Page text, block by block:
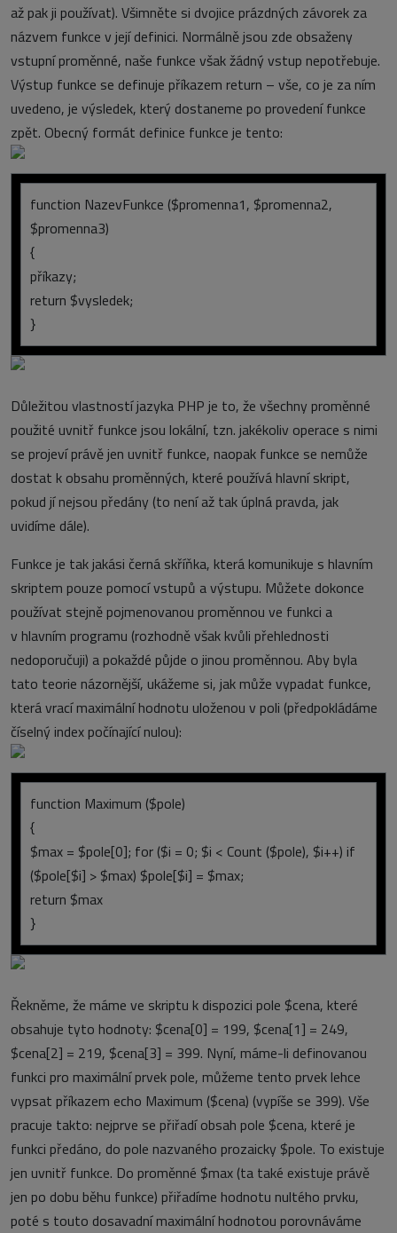
až pak ji používat). Všimněte si dvojice prázdných závorek za
názvem funkce v její definici. Normálně jsou zde obsaženy
vstupní proměnné, naše funkce však žádný vstup nepotřebuje.
Výstup funkce se definuje příkazem return – vše, co je za ním
uvedeno, je výsledek, který dostaneme po provedení funkce
zpět. Obecný formát definice funkce je tento:
function NazevFunkce ($promenna1, $promenna2,
$promenna3)
{
příkazy;
return $vysledek;
}
Důležitou vlastností jazyka PHP je to, že všechny proměnné
použité uvnitř funkce jsou lokální, tzn. jakékoliv operace s nimi
se projeví právě jen uvnitř funkce, naopak funkce se nemůže
dostat k obsahu proměnných, které používá hlavní skript,
pokud jí nejsou předány (to není až tak úplná pravda, jak
uvidíme dále).
Funkce je tak jakási černá skříňka, která komunikuje s hlavním
skriptem pouze pomocí vstupů a výstupu. Můžete dokonce
používat stejně pojmenovanou proměnnou ve funkci a
v hlavním programu (rozhodně však kvůli přehlednosti
nedoporučuji) a pokaždé půjde o jinou proměnnou. Aby byla
tato teorie názornější, ukážeme si, jak může vypadat funkce,
která vrací maximální hodnotu uloženou v poli (předpokládáme
číselný index počínající nulou):
function Maximum ($pole)
{
$max = $pole[0]; for ($i = 0; $i < Count ($pole), $i++) if
($pole[$i] > $max) $pole[$i] = $max;
return $max
}
Řekněme, že máme ve skriptu k dispozici pole $cena, které
obsahuje tyto hodnoty: $cena[0] = 199, $cena[1] = 249,
$cena[2] = 219, $cena[3] = 399. Nyní, máme-li definovanou
funkci pro maximální prvek pole, můžeme tento prvek lehce
vypsat příkazem echo Maximum ($cena) (vypíše se 399). Vše
pracuje takto: nejprve se přiřadí obsah pole $cena, které je
funkci předáno, do pole nazvaného prozaicky $pole. To existuje
jen uvnitř funkce. Do proměnné $max (ta také existuje právě
jen po dobu běhu funkce) přiřadíme hodnotu nultého prvku,
poté s touto dosavadní maximální hodnotou porovnáváme